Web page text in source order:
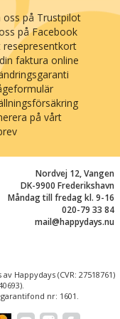
kålvägen) som
upptäcka
oss på Trustpilot
på Facebook
resepresentkort
faktura online
på vårt
Nordvej 12, Vangen
DK-9900 Frederikshavn
Måndag till fredag kl. 9-16
020-79 33 84
mail@happydays.nu
Happydays (CVR: 27518761)
nr: 1601.